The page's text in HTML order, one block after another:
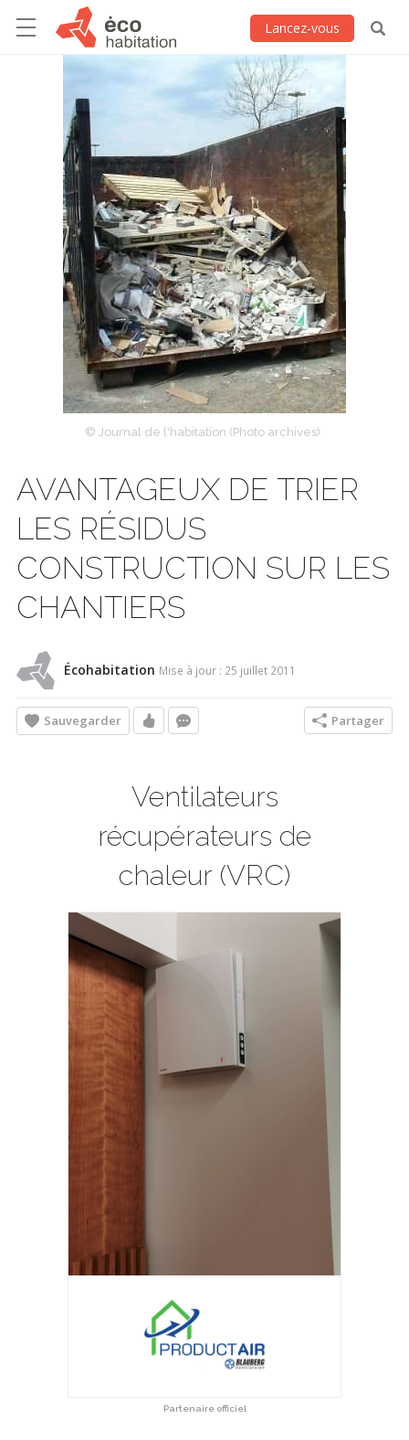
Lancez-vous
© Journal de l'habitation (Photo archives)
AVANTAGEUX DE TRIER
LES RÉSIDUS
CONSTRUCTION SUR LES
CHANTIERS
Écohabitation Mise à jour : 25 juillet 2011
Sauvegarder Partager
Ventilateurs
récupérateurs de
chaleur (VRC)
Partenaire officiel